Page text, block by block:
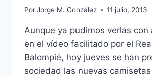
PorJorge M. González 11 julio, 2013
Aunque ya pudimos verlas con
en el vídeo facilitado por el
Balompié, hoy jueves se han
sociedad las nuevas